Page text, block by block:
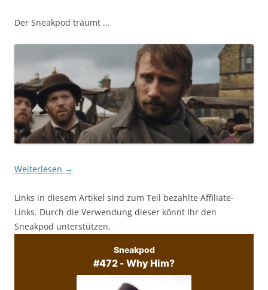
Der Sneakpod träumt …
Weiterlesen →
Links in diesem Artikel sind zum Teil bezahlte Affiliate-
Links. Durch die Verwendung dieser könnt Ihr den
Sneakpod unterstützen.